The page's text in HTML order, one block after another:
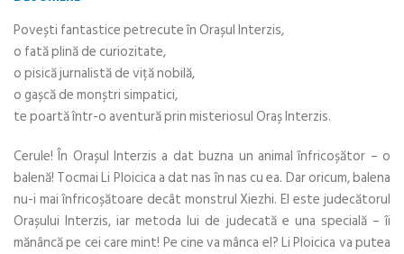
Povești fantastice petrecute în Orașul Interzis,
o fată plină de curiozitate,
o pisică jurnalistă de viță nobilă,
o gașcă de monștri simpatici,
te poartă într-o aventură prin misteriosul Oraș Interzis.
Cerule! În Orașul Interzis a dat buzna un animal înfricoșător – o
balenă! Tocmai Li Ploicica a dat nas în nas cu ea. Dar oricum, balena
nu-i mai înfricoșătoare decât monstrul Xiezhi. El este judecătorul
Orașului Interzis, iar metoda lui de judecată e una specială – îi
mănâncă pe cei care mint! Pe cine va mânca el? Li Ploicica va putea